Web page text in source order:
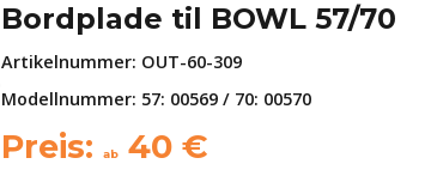
Bordplade til BOWL 57/70
Artikelnummer: OUT-60-309
Modellnummer: 57: 00569 / 70: 00570
Preis: ab 40 €